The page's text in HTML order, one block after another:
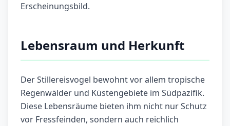
Erscheinungsbild.
Lebensraum und Herkunft
Der Stillereisvogel bewohnt vor allem tropische
Regenwälder und Küstengebiete im Südpazifik.
Diese Lebensräume bieten ihm nicht nur Schutz
vor Fressfeinden, sondern auch reichlich